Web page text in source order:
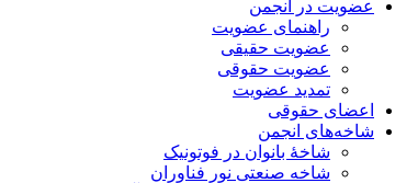
عضویت در انجمن
راهنمای عضویت
عضویت حقیقی
عضویت حقوقی
تمدید عضویت
اعضای حقوقی
شاخه‌های انجمن
شاخۀ بانوان در فوتونیک
شاخه صنعتی نور فناوران